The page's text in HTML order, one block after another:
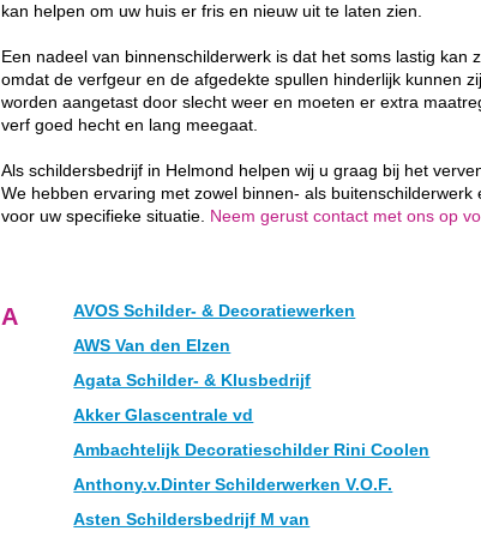
kan helpen om uw huis er fris en nieuw uit te laten zien.
Een nadeel van binnenschilderwerk is dat het soms lastig kan
omdat de verfgeur en de afgedekte spullen hinderlijk kunnen
worden aangetast door slecht weer en moeten er extra
verf goed hecht en lang meegaat.
Als schildersbedrijf in Helmond helpen wij u graag bij het
We hebben ervaring met zowel binnen- als
voor uw specifieke situatie. Neem gerust contact met ons op
A
AVOS Schilder- & Decoratiewerken
AWS Van den Elzen
Agata Schilder- & Klusbedrijf
Akker Glascentrale vd
Ambachtelijk Decoratieschilder Rini Coolen
Anthony.v.Dinter Schilderwerken V.O.F.
Asten Schildersbedrijf M van